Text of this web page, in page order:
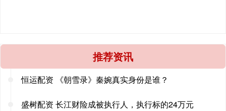
推荐资讯
恒运配资 《朝雪录》秦婉真实身份是谁？
盛树配资 长江财险成被执行人，执行标的24万元